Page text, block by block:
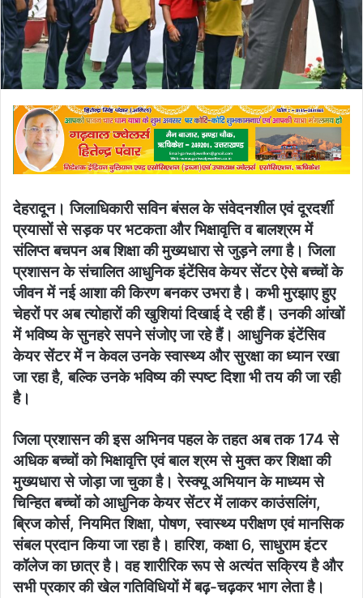
देहरादून। जिलाधिकारी सविन बंसल के संवेदनशील एवं दूरदर्शी
प्रयासों से सड़क पर भटकता और भिक्षावृत्ति व बालश्रम में
संलिप्त बचपन अब शिक्षा की मुख्यधारा से जुड़ने लगा है। जिला
प्रशासन के संचालित आधुनिक इंटेंसिव केयर सेंटर ऐसे बच्चों के
जीवन में नई आशा की किरण बनकर उभरा है। कभी मुरझाए हुए
चेहरों पर अब त्योहारों की खुशियां दिखाई दे रही हैं। उनकी आंखों
में भविष्य के सुनहरे सपने संजोए जा रहे हैं। आधुनिक इंटेंसिव
केयर सेंटर में न केवल उनके स्वास्थ्य और सुरक्षा का ध्यान रखा
जा रहा है, बल्कि उनके भविष्य की स्पष्ट दिशा भी तय की जा रही
है।
जिला प्रशासन की इस अभिनव पहल के तहत अब तक 174 से
अधिक बच्चों को भिक्षावृत्ति एवं बाल श्रम से मुक्त कर शिक्षा की
मुख्यधारा से जोड़ा जा चुका है। रेस्क्यू अभियान के माध्यम से
चिन्हित बच्चों को आधुनिक केयर सेंटर में लाकर काउंसलिंग,
ब्रिज कोर्स, नियमित शिक्षा, पोषण, स्वास्थ्य परीक्षण एवं मानसिक
संबल प्रदान किया जा रहा है। हारिश, कक्षा 6, साधुराम इंटर
कॉलेज का छात्र है। वह शारीरिक रूप से अत्यंत सक्रिय है और
सभी प्रकार की खेल गतिविधियों में बढ़-चढ़कर भाग लेता है।